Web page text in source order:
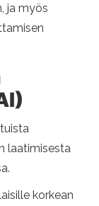
ja myös
laatimisesta
korkean